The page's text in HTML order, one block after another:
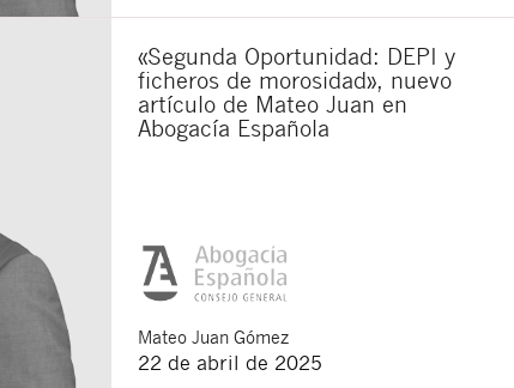
«Segunda Oportunidad: DEPI y
ficheros de morosidad», nuevo
artículo de Mateo Juan en
Abogacía Española
Mateo Juan Gómez
22 de abril de 2025